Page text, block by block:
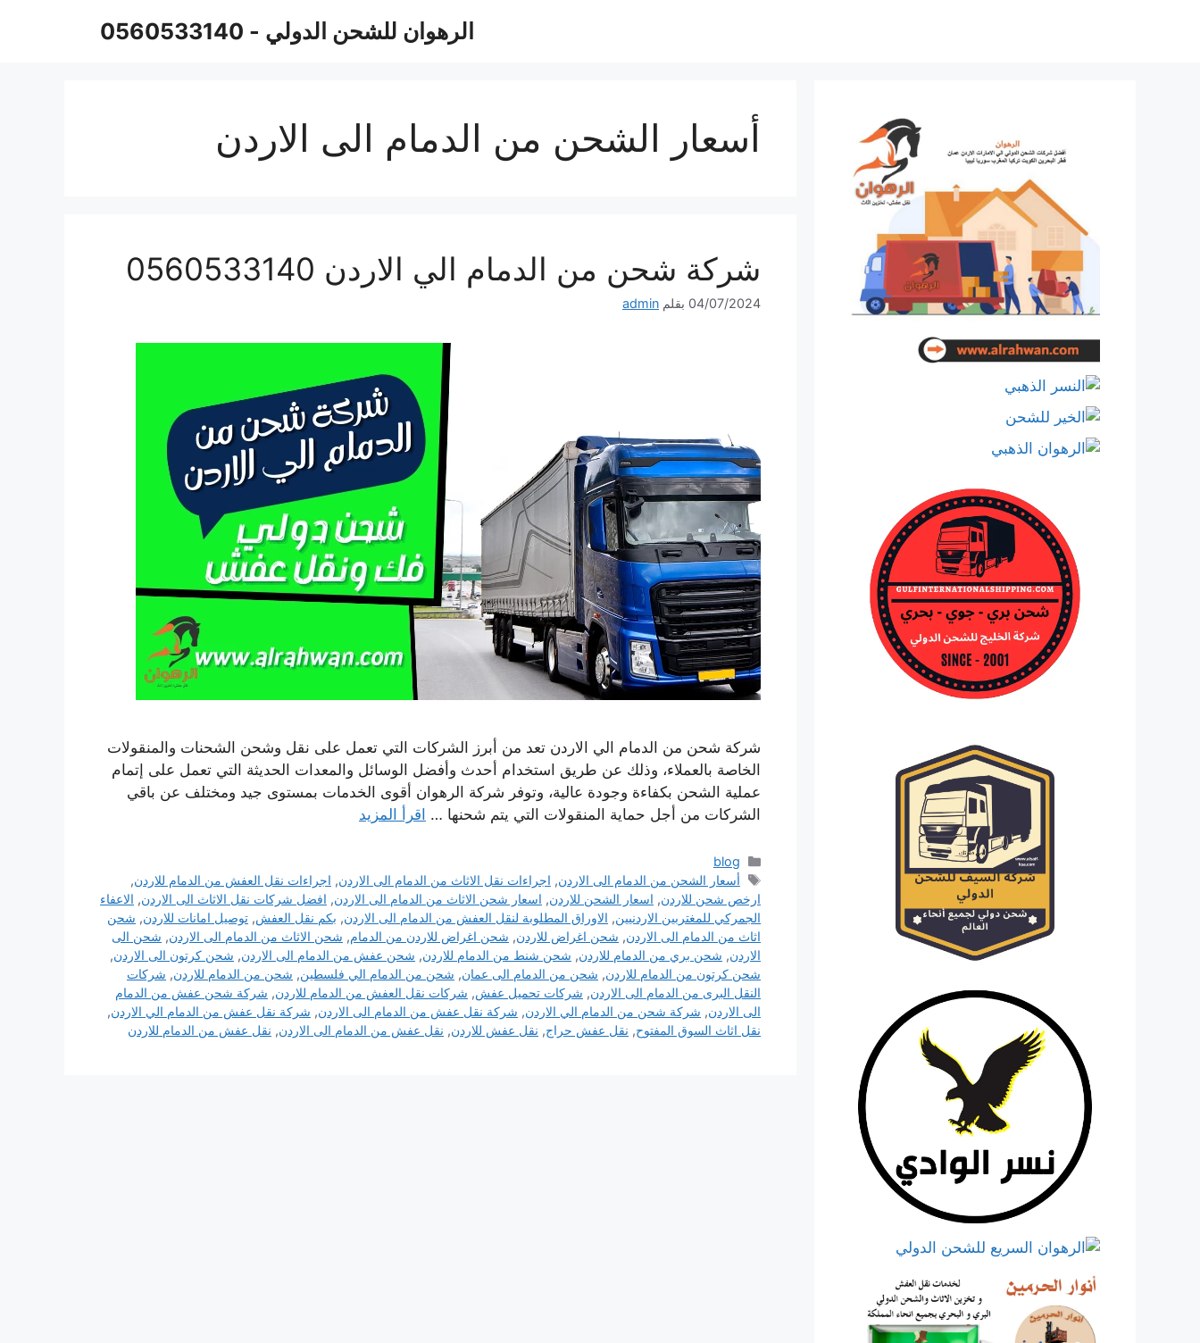
الرهوان للشحن الدولي - 0560533140
أسعار الشحن من الدمام الى الاردن
شركة شحن من الدمام الي الاردن 0560533140
04/07/2024 بقلم admin
شركة شحن من الدمام الي الاردن تعد من أبرز الشركات التي تعمل على نقل وشحن الشحنات والمنقولات
الخاصة بالعملاء، وذلك عن طريق استخدام أحدث وأفضل الوسائل والمعدات الحديثة التي تعمل على إتمام
عملية الشحن بكفاءة وجودة عالية، وتوفر شركة الرهوان أقوى الخدمات بمستوى جيد ومختلف عن باقي
الشركات من أجل حماية المنقولات التي يتم شحنها … اقرأ المزيد
التصنيفات
blog
الوسوم
أسعار الشحن من الدمام الى الاردن, اجراءات نقل الاثاث من الدمام الى الاردن, اجراءات نقل العفش من الدمام للاردن,
ارخص شحن للاردن, اسعار الشحن للاردن, اسعار شحن الاثاث من الدمام الى الاردن, افضل شركات نقل الاثاث الى الاردن, الاعفاء
الجمركي للمغتربين الاردنيين, الاوراق المطلوبة لنقل العفش من الدمام الى الاردن, بكم نقل العفش, توصيل امانات للاردن, شحن
اثاث من الدمام الى الاردن, شحن اغراض للاردن, شحن اغراض للاردن من الدمام, شحن الاثاث من الدمام الى الاردن, شحن الى
الاردن, شحن بري من الدمام للاردن, شحن شنط من الدمام للاردن, شحن عفش من الدمام الى الاردن, شحن كرتون الى الاردن,
شحن كرتون من الدمام للاردن, شحن من الدمام الى عمان, شحن من الدمام الي فلسطين, شحن من الدمام للاردن, شركات
النقل البرى من الدمام الى الاردن, شركات تحميل عفش, شركات نقل العفش من الدمام للاردن, شركة شحن عفش من الدمام
الى الاردن, شركة شحن من الدمام الي الاردن, شركة نقل عفش من الدمام الى الاردن, شركة نقل عفش من الدمام الي الاردن,
نقل اثاث السوق المفتوح, نقل عفش حراج, نقل عفش للاردن, نقل عفش من الدمام الى الاردن, نقل عفش من الدمام للاردن